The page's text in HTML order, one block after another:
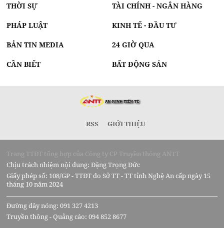
THỜI SỰ TÀI CHÍNH - NGÂN HÀNG
PHÁP LUẬT KINH TẾ - ĐẦU TƯ
BẢN TIN MEDIA 24 GIỜ QUA
CẦN BIẾT BẤT ĐỘNG SẢN
RSS GIỚI THIỆU
Trang TTĐT tổng hợp của Công ty CP Truyền thông ANTT
Chịu trách nhiệm nội dung: Đặng Trọng Đức
Giấy phép số: 108/GP - TTĐT do Sở TT - TT tỉnh Nghệ An cấp ngày 15
tháng 10 năm 2024
Đường dây nóng: 091 327 4213
Truyền thông - Quảng cáo: 094 852 8677